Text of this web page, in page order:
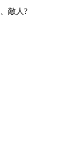
敵人?